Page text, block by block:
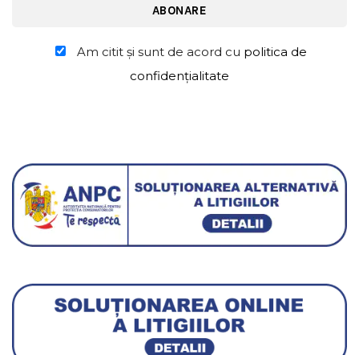
Am citit şi sunt de acord cu politica de
confidențialitate